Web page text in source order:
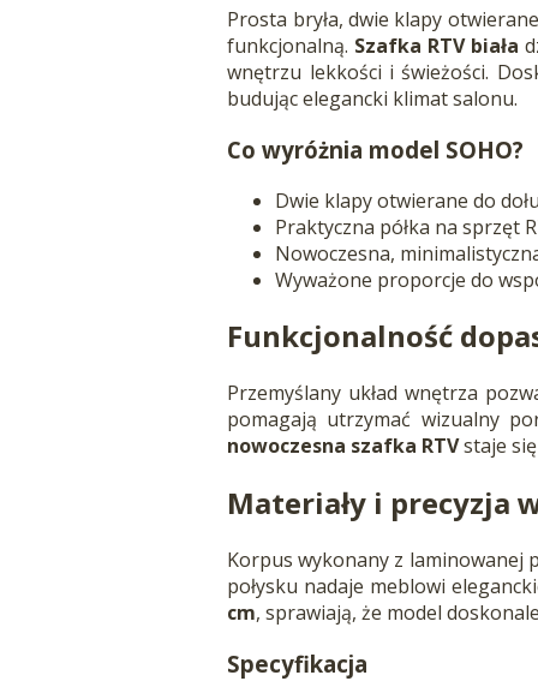
Prosta bryła, dwie klapy
funkcjonalną. Szafka RTV biała
wnętrzu lekkości i świeżości.
budując elegancki klimat salonu.
Co wyróżnia model SOHO?
Dwie klapy otwierane do dołu
Praktyczna półka na sprzęt
Nowoczesna,
Wyważone proporcje do
Funkcjonalność
Przemyślany układ wnętrza
pomagają utrzymać wizualny
nowoczesna szafka RTVstaje
Materiały i precyzja
Korpus wykonany z laminowanej
połysku nadaje meblowi
cm, sprawiają, że model
Specyfikacja